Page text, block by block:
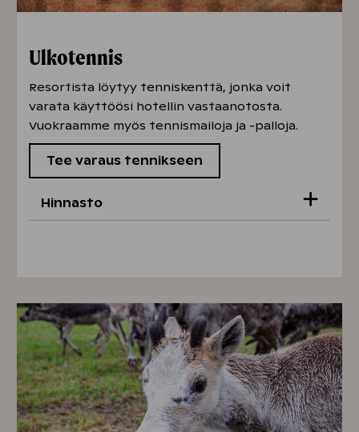
Ulkotennis
Resortista löytyy tenniskenttä, jonka voit
varata käyttöösi hotellin vastaanotosta.
Vuokraamme myös tennismailoja ja -palloja.
Tee varaus tennikseen
Hinnasto